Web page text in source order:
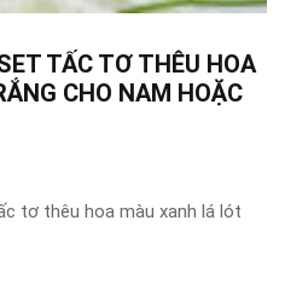
TẤC TƠ THÊU HOA
CHO NAM HOẶC
tơ thêu hoa màu xanh lá lót